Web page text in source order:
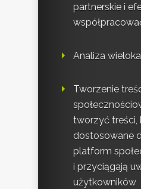
partnerskie i
Analiza
Tworzenie
tworzyć treści,
dostosowane
platform
i przyciągają
użytkowników